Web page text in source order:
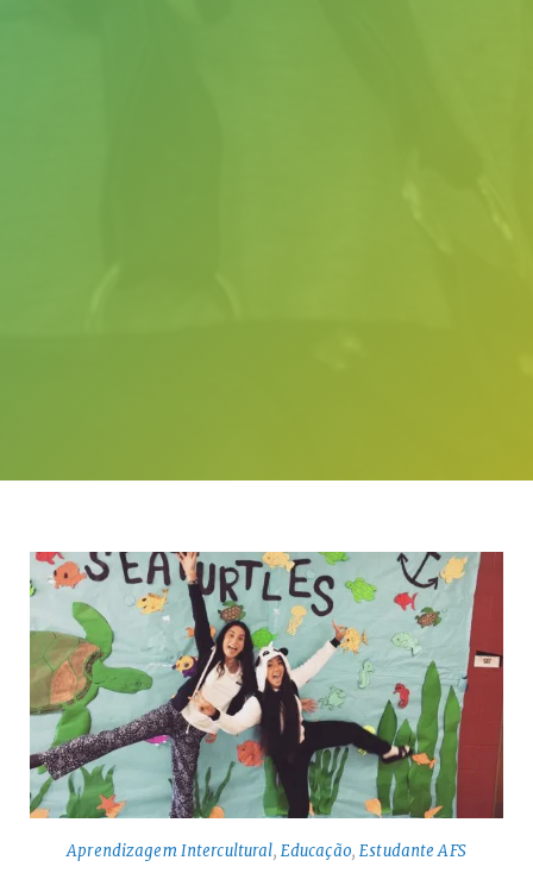
Aprendizagem Intercultural, Educação,Estudante AFS